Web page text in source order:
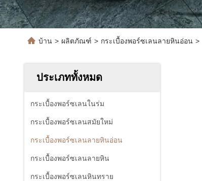
บ้าน > ผลิตภัณฑ์ > กระเบื้องพอร์ซเลนลายหินอ่อน >
ประเภททั้งหมด
กระเบื้องพอร์ซเลนในร่ม
กระเบื้องพอร์ซเลนสมัยใหม่
กระเบื้องพอร์ซเลนลายหินอ่อน
กระเบื้องพอร์ซเลนลายหิน
กระเบื้องพอร์ซเลนหินทราย